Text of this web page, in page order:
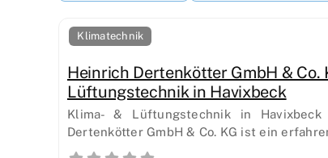
Klimatechnik
Heinrich Dertenkötter GmbH & Co.
Lüftungstechnik in Havixbeck
Klima- & Lüftungstechnik in
Dertenkötter GmbH & Co. KG ist ein